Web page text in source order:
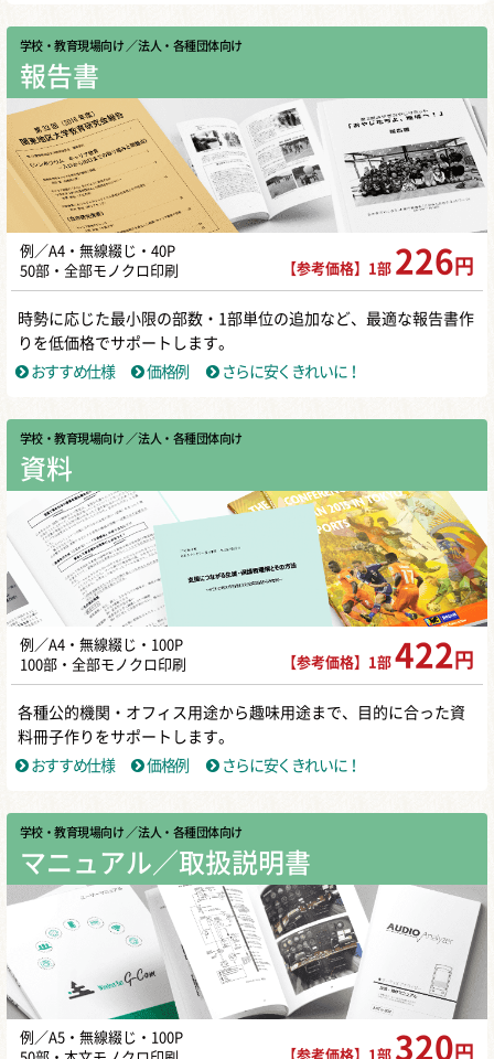
学校・教育現場向け ／ 法人・各種団体向け
報告書
例／A4・無線綴じ・40P
50部・全部モノクロ印刷
【参考価格】1部 226 円
時勢に応じた最小限の部数・1部単位の追加など、最適な報告書作
りを低価格でサポートします。
おすすめ仕様
価格例 さらに安くきれいに！
学校・教育現場向け ／ 法人・各種団体向け
資料
例／A4・無線綴じ・100P
100部・全部モノクロ印刷
【参考価格】1部 422 円
各種公的機関・オフィス用途から趣味用途まで、目的に合った資
料冊子作りをサポートします。
おすすめ仕様
価格例 さらに安くきれいに！
学校・教育現場向け ／ 法人・各種団体向け
マニュアル／取扱説明書
例／A5・無線綴じ・100P
【参考価格】1部 320 円